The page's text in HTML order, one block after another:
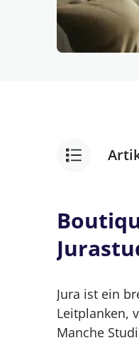
dich?
Was
Jura ist ein
Leitplanken,
Manche